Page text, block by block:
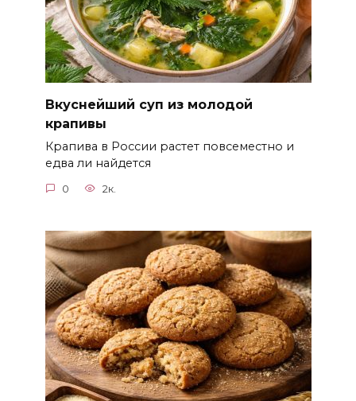
Вкуснейший суп из молодой
крапивы
Крапива в России растет повсеместно и
едва ли найдется
0 2к.